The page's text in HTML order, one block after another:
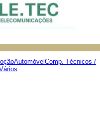
Automóvel Comp. Técnicos /